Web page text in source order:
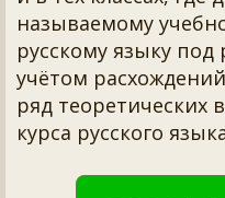
называемому
русскому языку под
учётом
ряд теоретических
курса русского